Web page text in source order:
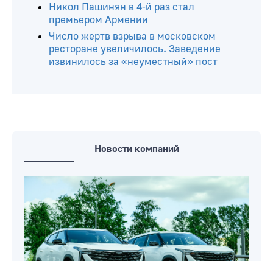
Никол Пашинян в 4-й раз стал
премьером Армении
Число жертв взрыва в московском
ресторане увеличилось. Заведение
извинилось за «неуместный» пост
Новости компаний